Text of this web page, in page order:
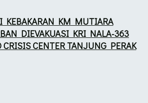
KEBAKARAN KM MUTIARA
DIEVAKUASI KRI NALA-363
CENTER TANJUNG PERAK